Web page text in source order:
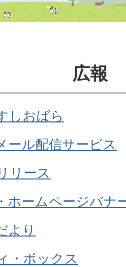
広報
しおばら
ール配信サービス
リース
ホームページバナ
より
・ボックス